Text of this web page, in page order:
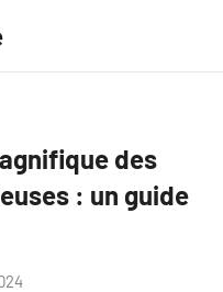
des
: un guide